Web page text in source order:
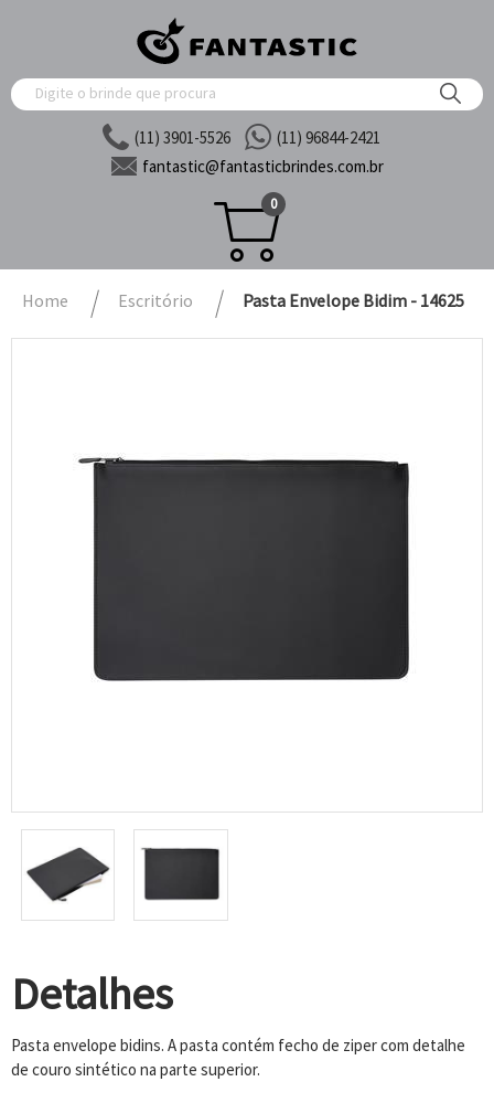
(11) 3901-5526
(11) 96844-2421
fantastic@fantasticbrindes.com.br
0
Home Escritório Pasta Envelope Bidim - 14625
Detalhes
Pasta envelope bidins. A pasta contém fecho de ziper com detalhe
de couro sintético na parte superior.